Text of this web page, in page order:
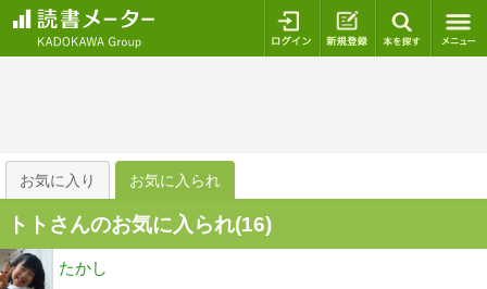
ログイン 新規登録
お気に入り お気に入られ
トトさんのお気に入られ(16)
たかし